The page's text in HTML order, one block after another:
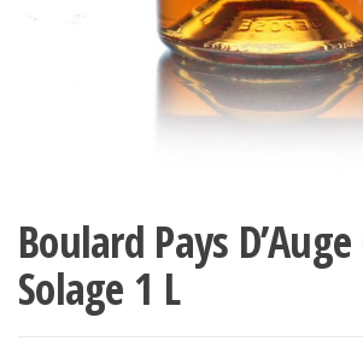
Boulard Pays
Solage 1 L